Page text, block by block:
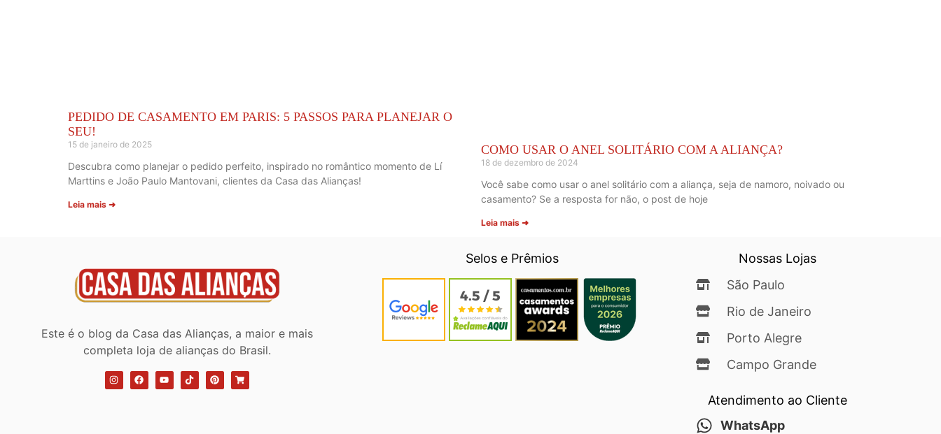
PEDIDO DE CASAMENTO EM PARIS: 5 PASSOS PARA PLANEJAR O
SEU!
15 de janeiro de 2025
Descubra como planejar o pedido perfeito, inspirado no romântico momento de Lí
Marttins e João Paulo Mantovani, clientes da Casa das Alianças!
Leia mais ➜
COMO USAR O ANEL SOLITÁRIO COM A ALIANÇA?
18 de dezembro de 2024
Você sabe como usar o anel solitário com a aliança, seja de namoro, noivado ou
casamento? Se a resposta for não, o post de hoje
Leia mais ➜
Este é o blog da Casa das Alianças, a maior e mais
completa loja de alianças do Brasil.
Selos e Prêmios
Nossas Lojas
São Paulo
Rio de Janeiro
Porto Alegre
Campo Grande
Atendimento ao Cliente
WhatsApp